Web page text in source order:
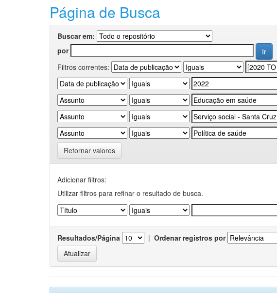
Página de Busca
Buscar em:
por
Filtros correntes:
Retornar valores
Adicionar filtros:
Utilizar filtros para refinar o resultado de busca.
Resultados/Página | Ordenar registros por